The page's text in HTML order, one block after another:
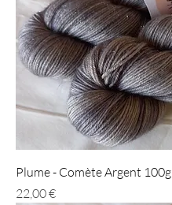
Plume - Comète Argent 100g
Prix
22,00 €